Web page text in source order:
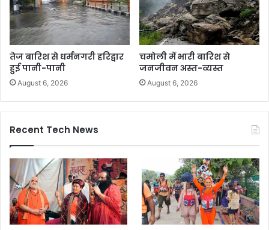
तेज बारिश से धर्मनगरी हरिद्वार
हुई पानी-पानी
August 6, 2026
चमोली में भारी बारिश से
जनजीवन अस्त-व्यस्त
August 6, 2026
Recent Tech News